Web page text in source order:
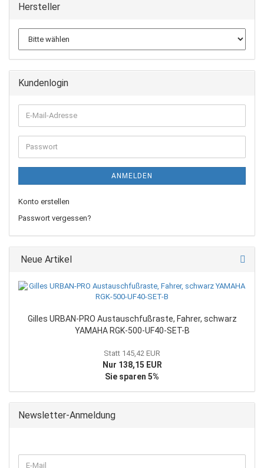
Hersteller
Kundenlogin
E-
Mail-
Adresse
Passwort
ANMELDEN
Konto erstellen
Passwort vergessen?
Neue Artikel
Gilles URBAN-PRO Austauschfußraste, Fahrer, schwarz
YAMAHA RGK-500-UF40-SET-B
Statt 145,42 EUR
Nur 138,15 EUR
Sie sparen 5%
Newsletter-Anmeldung
E-